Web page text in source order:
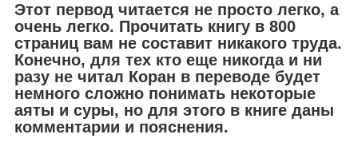
Этот первод читается не просто легко, а
очень легко. Прочитать книгу в 800
страниц вам не составит никакого труда.
Конечно, для тех кто еще никогда и ни
разу не читал Коран в переводе будет
немного сложно понимать некоторые
аяты и суры, но для этого в книге даны
комментарии и пояснения.